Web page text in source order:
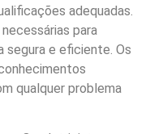
adequadas.
para
e eficiente. Os
qualquer problema